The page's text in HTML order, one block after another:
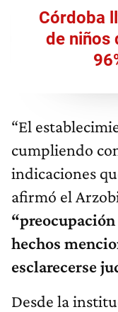
Córdoba
de niños
“El
cumpliendo
indicaciones
afirmó el
hechos
esclarecerse
Desde la